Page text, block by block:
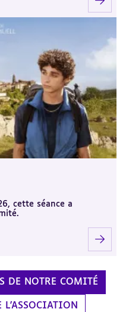
cette séance a
DE NOTRE COMITÉ
L'ASSOCIATION